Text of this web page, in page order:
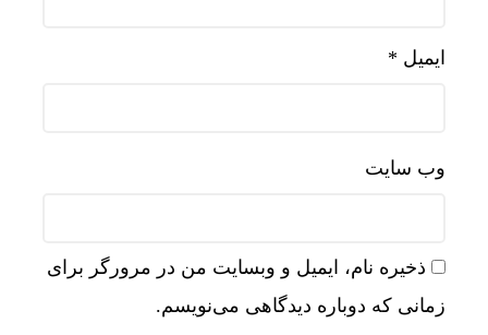
ایمیل *
وب‌ سایت
ذخیره نام، ایمیل و وبسایت من در مرورگر برای
زمانی که دوباره دیدگاهی می‌نویسم.